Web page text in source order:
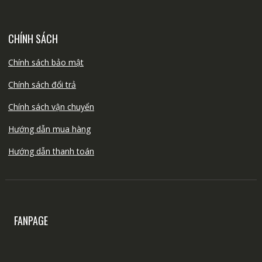
CHÍNH SÁCH
Chính sách bảo mật
Chính sách đổi trả
Chính sách vận chuyển
Hướng dẫn mua hàng
Hướng dẫn thanh toán
FANPAGE